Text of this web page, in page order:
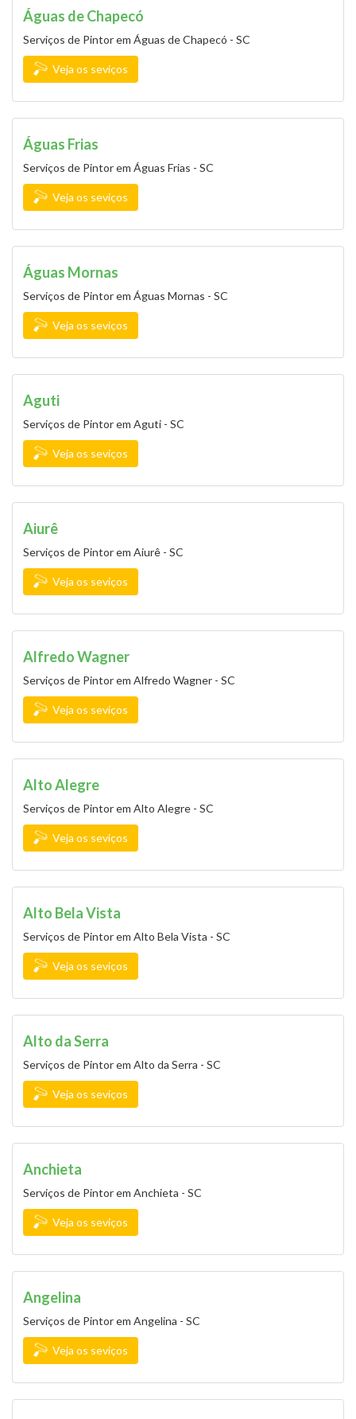
Águas de Chapecó
Serviços de Pintor em Águas de Chapecó - SC
Veja os seviços
Águas Frias
Serviços de Pintor em Águas Frias - SC
Veja os seviços
Águas Mornas
Serviços de Pintor em Águas Mornas - SC
Veja os seviços
Aguti
Serviços de Pintor em Aguti - SC
Veja os seviços
Aiurê
Serviços de Pintor em Aiurê - SC
Veja os seviços
Alfredo Wagner
Serviços de Pintor em Alfredo Wagner - SC
Veja os seviços
Alto Alegre
Serviços de Pintor em Alto Alegre - SC
Veja os seviços
Alto Bela Vista
Serviços de Pintor em Alto Bela Vista - SC
Veja os seviços
Alto da Serra
Serviços de Pintor em Alto da Serra - SC
Veja os seviços
Anchieta
Serviços de Pintor em Anchieta - SC
Veja os seviços
Angelina
Serviços de Pintor em Angelina - SC
Veja os seviços